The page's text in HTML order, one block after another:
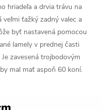
hriadeľa a drvia trávu na
ťažký zadný valec a
byť nastavená pomocou
lamely ​​v prednej časti
zavesená trojbodovým
mal mať aspoň 60 koní.